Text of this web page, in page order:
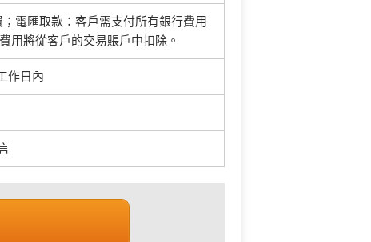
電匯取款：客戶需支付所有銀行費用
用將從客戶的交易賬戶中扣除。
作日內